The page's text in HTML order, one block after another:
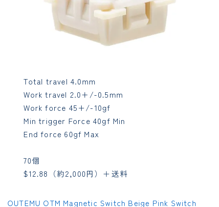
Total travel 4.0mm
Work travel 2.0+/-0.5mm
Work force 45+/-10gf
Min trigger Force 40gf Min
End force 60gf Max
70個
$12.88（約2,000円）＋送料
OUTEMU OTM Magnetic Switch Beige Pink Switch